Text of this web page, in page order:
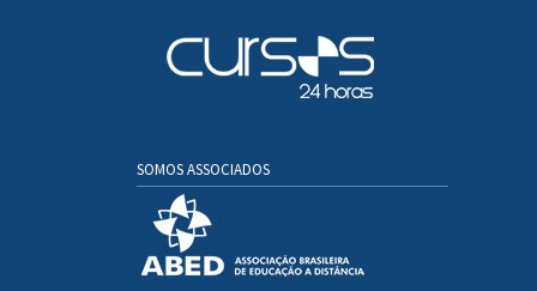
SOMOS ASSOCIADOS